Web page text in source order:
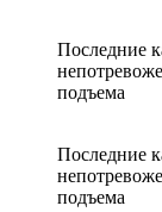
Последние
подъема
Последние
подъема